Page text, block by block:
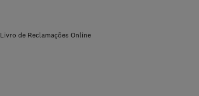
Livro de Reclamações Online